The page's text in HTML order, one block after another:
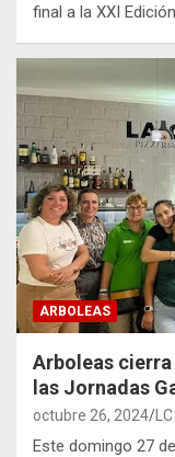
final a la XXI
ARBOLEAS
Arboleas
las Jornadas
octubre 26, 2024 LC
Este domingo 27